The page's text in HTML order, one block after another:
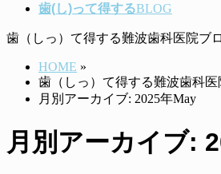
歯(し)って得するBLOG
歯（しっ）て得する難波歯科医院ブ
HOME »
歯（しっ）て得する難波歯科医
月別アーカイブ: 2025年May
月別アーカイブ: